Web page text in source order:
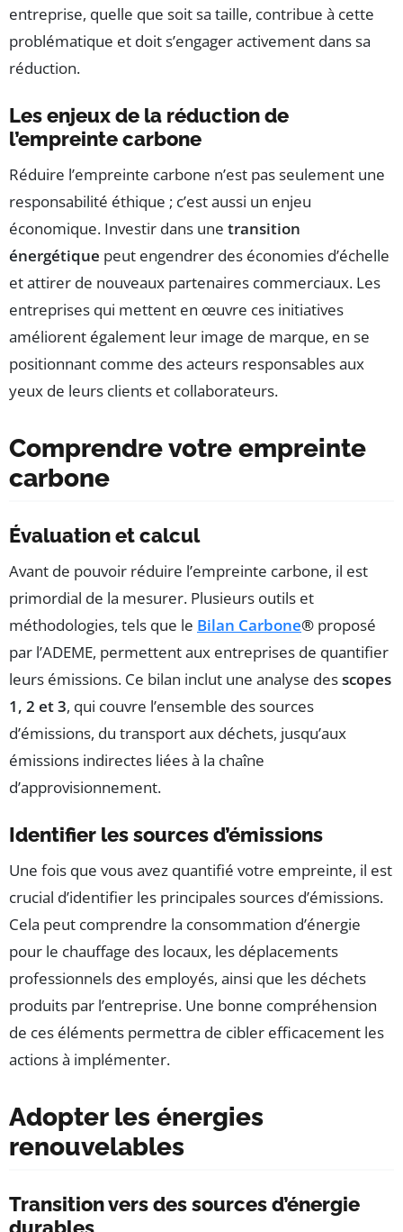
entreprise, quelle que soit sa taille, contribue à cette
problématique et doit s’engager activement dans sa
réduction.
Les enjeux de la réduction de
l’empreinte carbone
Réduire l’empreinte carbone n’est pas seulement une
responsabilité éthique ; c’est aussi un enjeu
économique. Investir dans une transition
énergétique peut engendrer des économies d’échelle
et attirer de nouveaux partenaires commerciaux. Les
entreprises qui mettent en œuvre ces initiatives
améliorent également leur image de marque, en se
positionnant comme des acteurs responsables aux
yeux de leurs clients et collaborateurs.
Comprendre votre empreinte
carbone
Évaluation et calcul
Avant de pouvoir réduire l’empreinte carbone, il est
primordial de la mesurer. Plusieurs outils et
méthodologies, tels que le Bilan Carbone® proposé
par l’ADEME, permettent aux entreprises de quantifier
leurs émissions. Ce bilan inclut une analyse desscopes
1, 2 et 3, qui couvre l’ensemble des sources
d’émissions, du transport aux déchets, jusqu’aux
émissions indirectes liées à la chaîne
d’approvisionnement.
Identifier les sources d’émissions
Une fois que vous avez quantifié votre empreinte, il est
crucial d’identifier les principales sources d’émissions.
Cela peut comprendre la consommation d’énergie
pour le chauffage des locaux, les déplacements
professionnels des employés, ainsi que les déchets
produits par l’entreprise. Une bonne compréhension
de ces éléments permettra de cibler efficacement les
actions à implémenter.
Adopter les énergies
renouvelables
Transition vers des sources d’énergie